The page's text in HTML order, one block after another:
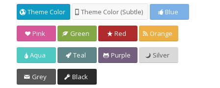
Theme Color Theme Color (Subtle) Blue
Pink Green Red Orange
Aqua Teal Purple Silver
Grey Black